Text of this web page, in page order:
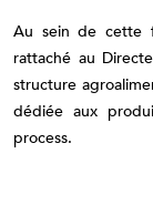
Au sein de cette
rattaché au
structure
dédiée aux
process.